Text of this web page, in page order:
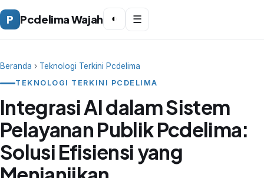
P Pcdelima Wajah ◐ ☰
Beranda › Teknologi Terkini Pcdelima
TEKNOLOGI TERKINI PCDELIMA
Integrasi AI dalam Sistem
Pelayanan Publik Pcdelima:
Solusi Efisiensi yang